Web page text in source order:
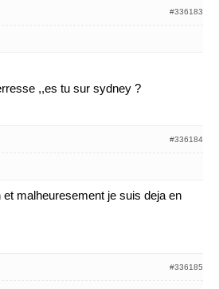
#336183
,,es tu sur sydney ?
#336184
malheuresement je suis deja en
#336185